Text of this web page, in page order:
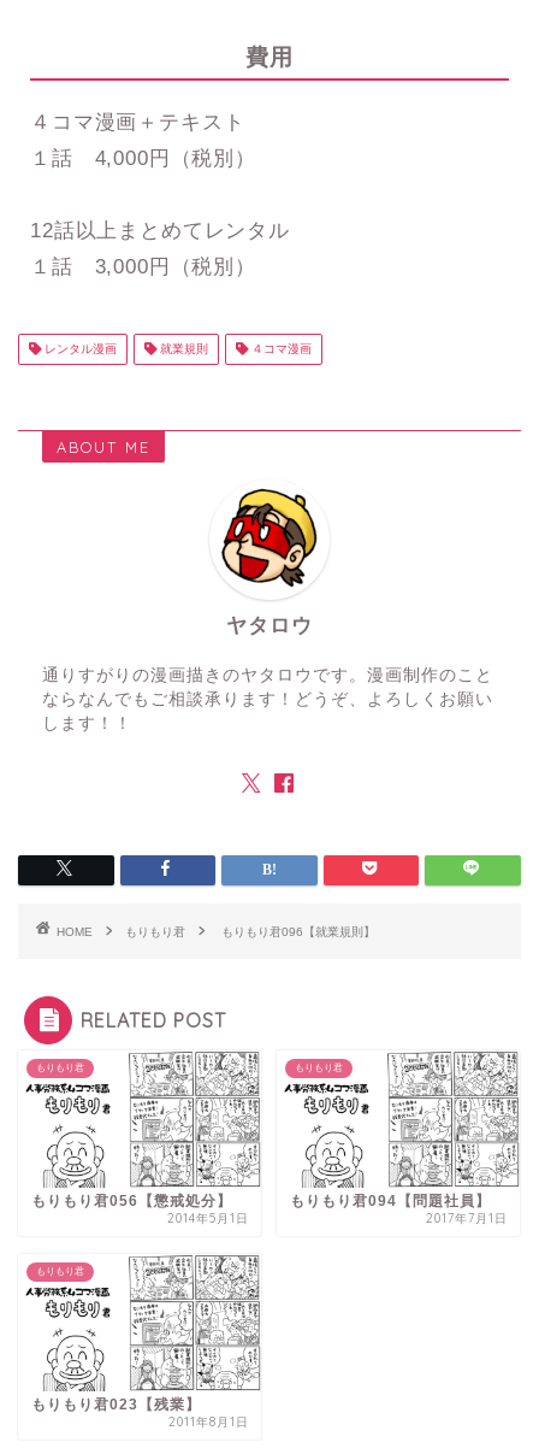
費用
４コマ漫画＋テキスト
１話 4,000円（税別）
12話以上まとめてレンタル
１話 3,000円（税別）
レンタル漫画 就業規則 ４コマ漫画
ABOUT ME
ヤタロウ
通りすがりの漫画描きのヤタロウです。漫画制作のこと
ならなんでもご相談承ります！どうぞ、よろしくお願い
します！！
HOME もりもり君 もりもり君096【就業規則】
RELATED POST
もりもり君
もりもり君056【懲戒処分】
2014年5月1日
もりもり君
もりもり君094【問題社員】
2017年7月1日
もりもり君
もりもり君023【残業】
2011年8月1日